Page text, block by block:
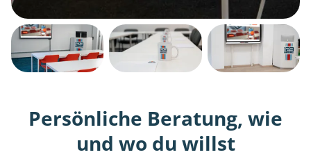
Persönliche Beratung, wie
und wo du willst